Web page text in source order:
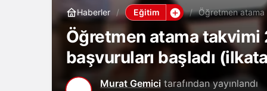
Haberler Eğitim
Öğretmen atama
Öğretmen atama
başvuruları başladı
Murat Gemici tarafından yayınlandı